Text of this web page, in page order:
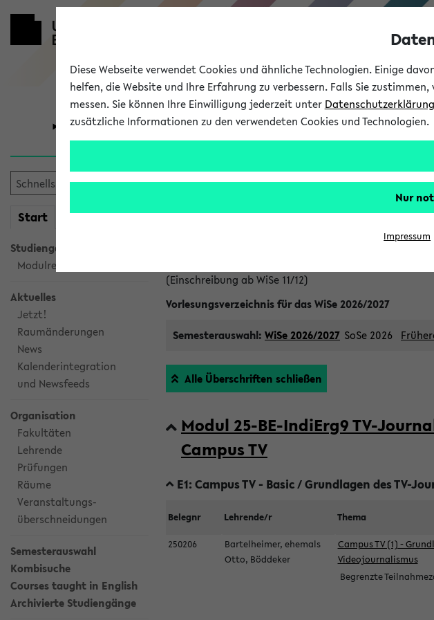
Universität Forschung Studium
Start meineKVV
Studiengangsauswahl
Modulrecherche
Aktuelles
Jetzt!
Raumänderungen
News
Kalenderintegration
und Newsfeeds
Organisation
Fakultäten
Lehrende
Prüfungen
Räume
Veranstaltungs-
überschneidungen
Semesterauswahl
Kombisuche
Courses taught in English
Archivierte Studiengänge
Individuellen
Ergänzungsbereich im
(Einschreibung ab WiSe 11/12)
Vorlesungsverzeichnis für das WiSe 2026/2027
Semesterauswahl: WiSe 2026/2027 SoSe 2026
Alle Überschriften schließen
Modul 25-BE-IndiErg9 TV-
Campus TV
E1: Campus TV - Basic / Grundlagen des TV-
Belegnr Lehrende/r Thema
250206
Bartelheimer, ehemals
Otto, Böddeker
Campus TV (1) -
Videojournalismus
Begrenzte
Diese Webseite verwendet Cookies und ähnliche Technologien. Einige
helfen, die Website und Ihre Erfahrung zu verbessern. Falls Sie
messen. Sie können Ihre Einwilligung jederzeit unter Datenschutzerklärung
zusätzliche Informationen zu den verwendeten Cookies und Technologien.
Nur
Impressum